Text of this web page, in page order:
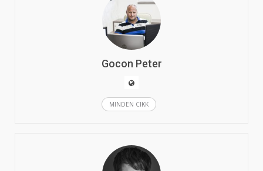
Gocon Peter
MINDEN CIKK